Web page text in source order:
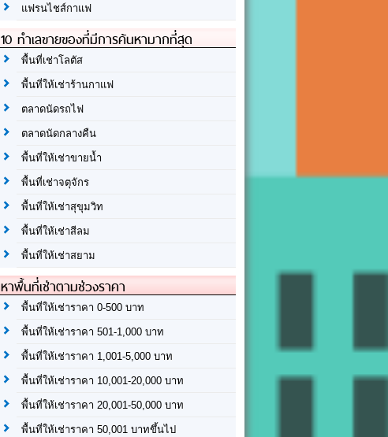
แฟรนไชส์กาแฟ
10 ทำเลขายของที่มีการค้นหามากที่สุด
พื้นที่เช่าโลตัส
พื้นที่ให้เช่าร้านกาแฟ
ตลาดนัดรถไฟ
ตลาดนัดกลางคืน
พื้นที่ให้เช่าขายน้ำ
พื้นที่เช่าจตุจักร
พื้นที่ให้เช่าสุขุมวิท
พื้นที่ให้เช่าสีลม
พื้นที่ให้เช่าสยาม
หาพื้นที่เช่าตามช่วงราคา
พื้นที่ให้เช่าราคา 0-500 บาท
พื้นที่ให้เช่าราคา 501-1,000 บาท
พื้นที่ให้เช่าราคา 1,001-5,000 บาท
พื้นที่ให้เช่าราคา 10,001-20,000 บาท
พื้นที่ให้เช่าราคา 20,001-50,000 บาท
พื้นที่ให้เช่าราคา 50,001 บาทขึ้นไป